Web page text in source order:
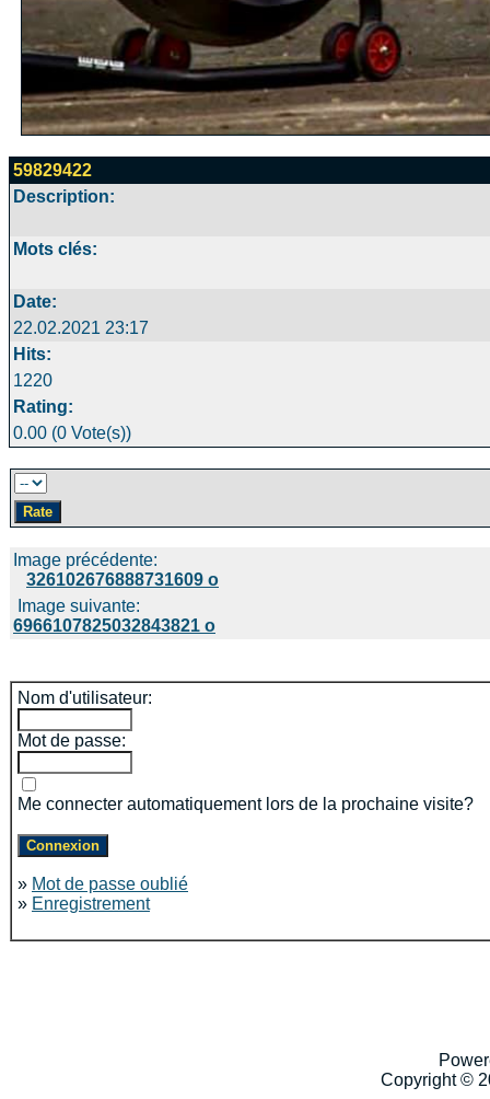
59829422
Description:
Mots clés:
Date:
22.02.2021 23:17
Hits:
1220
Rating:
0.00 (0 Vote(s))
Image précédente:
326102676888731609 o
Image suivante:
6966107825032843821 o
Nom d'utilisateur:
Mot de passe:
Me connecter automatiquement lors de la prochaine visite?
» Mot de passe oublié
» Enregistrement
Copyright ©